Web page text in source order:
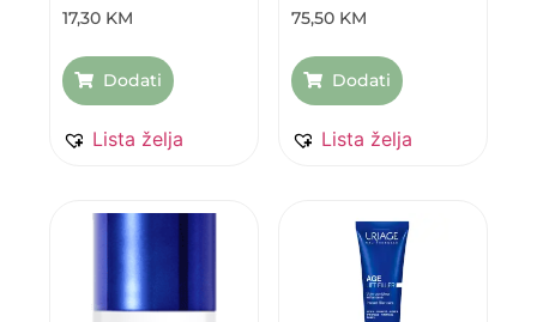
17,30 KM
Dodati
Lista želja
75,50 KM
Dodati
Lista želja